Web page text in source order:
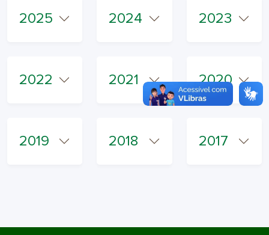
2025 2024 2023
2022 2021 2020
2019 2018 2017